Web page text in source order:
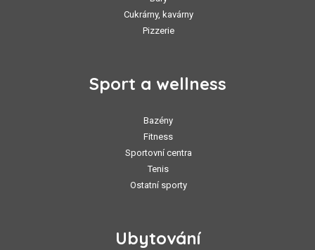
Cukrárny, kavárny
Pizzerie
Sport a wellness
Bazény
Fitness
Sportovní centra
Tenis
Ostatní sporty
Ubytování